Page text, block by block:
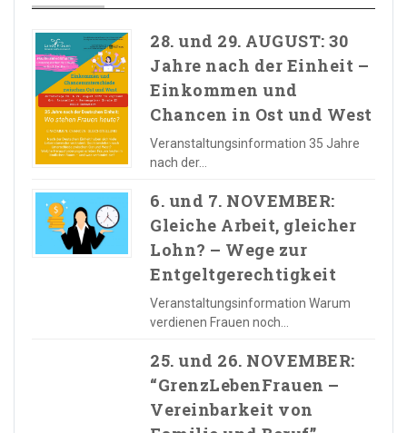
28. und 29. AUGUST: 30
Jahre nach der Einheit –
Einkommen und
Chancen in Ost und West
Veranstaltungsinformation 35 Jahre
nach der…
6. und 7. NOVEMBER:
Gleiche Arbeit, gleicher
Lohn? – Wege zur
Entgeltgerechtigkeit
Veranstaltungsinformation Warum
verdienen Frauen noch…
25. und 26. NOVEMBER:
“GrenzLebenFrauen –
Vereinbarkeit von